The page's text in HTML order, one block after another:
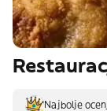
Najbolje